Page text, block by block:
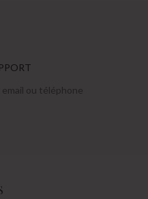
email ou téléphone